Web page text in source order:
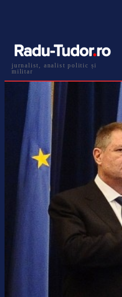
jurnalist, analist politic și
militar